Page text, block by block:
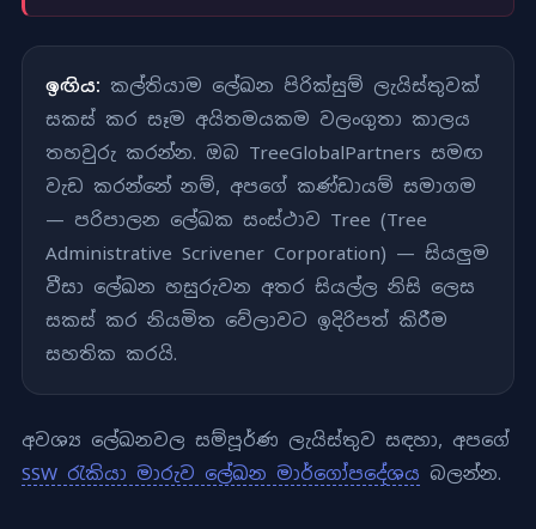
ඉඟිය: කල්තියාම ලේඛන පිරික්සුම් ලැයිස්තුවක්
සකස් කර සෑම අයිතමයකම වලංගුතා කාලය
තහවුරු කරන්න. ඔබ TreeGlobalPartners සමඟ
වැඩ කරන්නේ නම්, අපගේ කණ්ඩායම් සමාගම
— පරිපාලන ලේඛක සංස්ථාව Tree (Tree
Administrative Scrivener Corporation) — සියලුම
වීසා ලේඛන හසුරුවන අතර සියල්ල නිසි ලෙස
සකස් කර නියමිත වේලාවට ඉදිරිපත් කිරීම
සහතික කරයි.
අවශ්‍ය ලේඛනවල සම්පූර්ණ ලැයිස්තුව සඳහා, අපගේ
SSW රැකියා මාරුව ලේඛන මාර්ගෝපදේශය බලන්න.